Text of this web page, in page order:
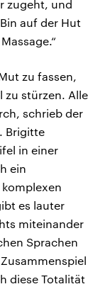
zugeht, und
auf der Hut
zu fassen,
zu stürzen. Alle
schrieb der
Brigitte
in einer
ein
es lauter
miteinander
Sprachen
diese Totalität